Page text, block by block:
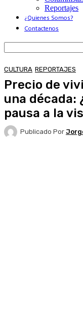
Reportajes
¿Quienes Somos?
Contactenos
CULTURA REPORTAJES
Precio de
una década:
pausa a la
Publicado Por